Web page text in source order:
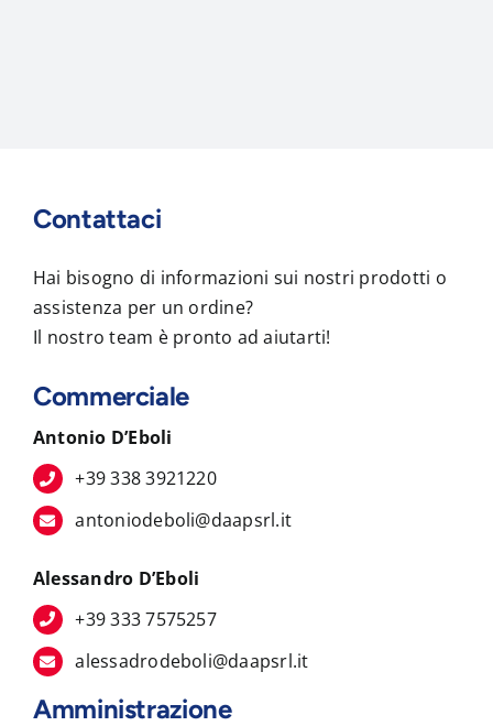
Contattaci
Hai bisogno di informazioni sui nostri prodotti o
assistenza per un ordine?
Il nostro team è pronto ad aiutarti!
Commerciale
Antonio D’Eboli
+39 338 3921220
antoniodeboli@daapsrl.it
Alessandro D’Eboli
+39 333 7575257
alessadrodeboli@daapsrl.it
Amministrazione